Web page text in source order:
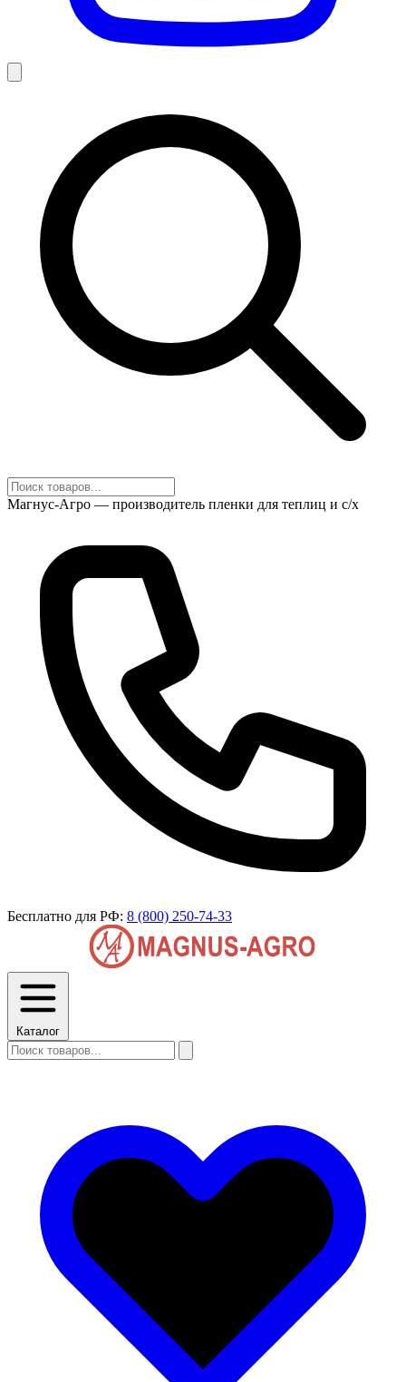
Магнус-Агро — производитель пленки для теплиц и с/х
Бесплатно для РФ: 8 (800) 250-74-33
Каталог